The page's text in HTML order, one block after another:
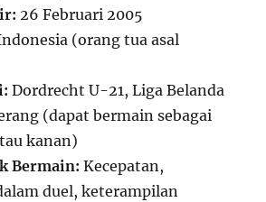
26 Februari 2005
(orang tua asal
Dordrecht U-21, Liga Belanda
(dapat bermain sebagai
kanan)
Bermain: Kecepatan,
duel, keterampilan